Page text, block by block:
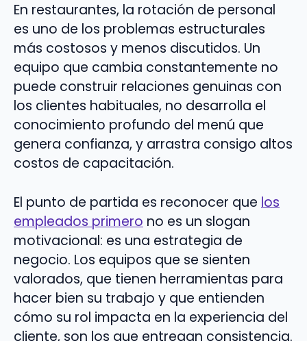
En restaurantes, la rotación de personal
es uno de los problemas estructurales
más costosos y menos discutidos. Un
equipo que cambia constantemente no
puede construir relaciones genuinas con
los clientes habituales, no desarrolla el
conocimiento profundo del menú que
genera confianza, y arrastra consigo altos
costos de capacitación.
El punto de partida es reconocer que los
empleados primero no es un slogan
motivacional: es una estrategia de
negocio. Los equipos que se sienten
valorados, que tienen herramientas para
hacer bien su trabajo y que entienden
cómo su rol impacta en la experiencia del
cliente, son los que entregan consistencia.